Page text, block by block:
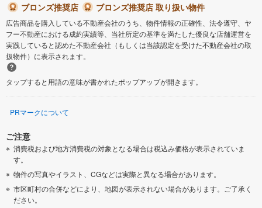
ブロンズ推奨店
ブロンズ推奨店 取り扱い物件
広告商品を購入している不動産会社のうち、物件情報の正確性、法令遵守、ヤ
フー不動産における成約実績等、当社所定の基準を満たした優良な店舗運営を
実践していると認めた不動産会社（もしくは当該認定を受けた不動産会社の取
扱物件）に表示されます。
タップすると用語の意味が書かれたポップアップが開きます。
PRマークについて
ご注意
消費税および地方消費税の対象となる場合は税込み価格が表示されていま
す。
物件の写真やイラスト、CGなどは実際と異なる場合があります。
市区町村の合併などにより、地図が表示されない場合があります。ご了承く
ださい。